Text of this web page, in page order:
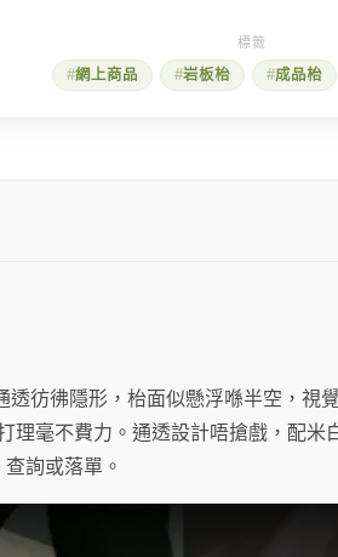
網上商品 岩板枱 成品枱
彷彿隱形，枱面似懸浮喺半空，視
毫不費力。通透設計唔搶戲，配米
查詢或落單。